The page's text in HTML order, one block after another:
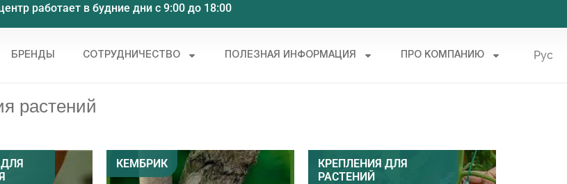
работает в будние дни с 9:00 до 18:00
БРЕНДЫ СОТРУДНИЧЕСТВО ПОЛЕЗНАЯ ИНФОРМАЦИЯ ПРО КОМПАНИЮ Рус
Укр
растений
КЕМБРИК
КРЕПЛЕНИЯ ДЛЯ
РАСТЕНИЙ